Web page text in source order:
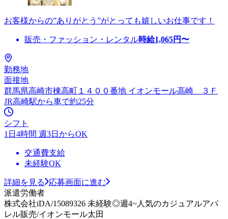
お客様からの”ありがとう”がとっても嬉しいお仕事です！
販売・ファッション・レンタル時給1,065円〜
勤務地
面接地
群馬県高崎市棟高町１４００番地 イオンモール高崎 ３Ｆ
JR高崎駅から車で約25分
シフト
1日4時間 週3日からOK
交通費支給
未経験OK
詳細を見る
応募画面に進む
派遣労働者
株式会社iDA/15089326 未経験◎週4~人気のカジュアルアパ
レル販売/イオンモール太田